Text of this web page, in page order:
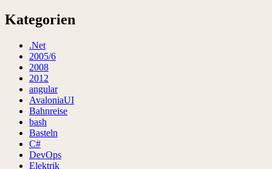
Kategorien
.Net
2005/6
2008
2012
angular
AvaloniaUI
Bahnreise
bash
Basteln
C#
DevOps
Elektrik